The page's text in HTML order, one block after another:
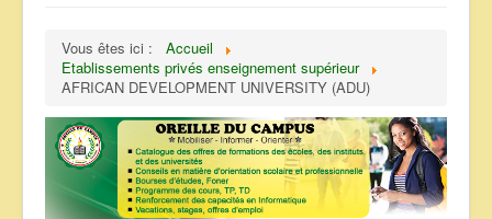
REPERTOIRE
QUI SOMMES NOUS ?
NOS SERVICES
FAQ
CONTACTS
Vous êtes ici :
Accueil
Etablissements privés enseignement supérieur
AFRICAN DEVELOPMENT UNIVERSITY (ADU)